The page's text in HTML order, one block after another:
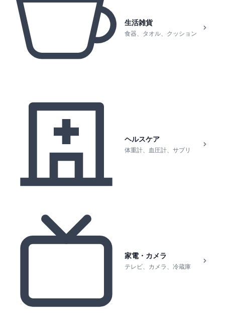
生活雑貨
食器、タオル、クッション
ヘルスケア
体重計、血圧計、サプリ
家電・カメラ
テレビ、カメラ、冷蔵庫